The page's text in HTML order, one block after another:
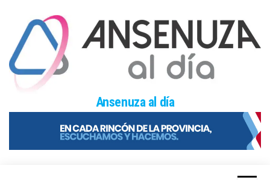
content
Ansenuza al día